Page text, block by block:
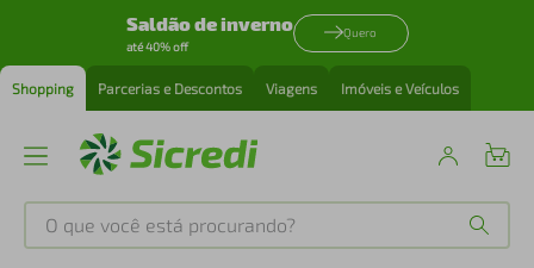
Saldão de inverno
até 40% off
Quero
Shopping Parcerias e Descontos Viagens Imóveis e Veículos
O que você está procurando?